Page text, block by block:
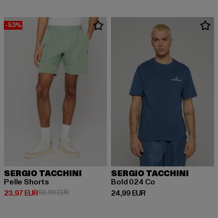
-53%
SERGIO TACCHINI
Pelle Shorts
23,97 EUR
Derzeitiger Preis: 23,97 EUR
50,99 EURAktionspreis: 50,99 EUR
SERGIO TACCHINI
Bold 024 Co
24,99 EUR
Derzeitiger Preis: 24,99 EUR